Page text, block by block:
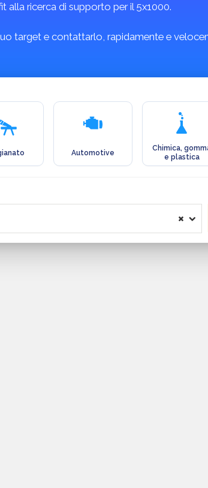
alla ricerca di supporto per il 5x1000.
target e contattarlo, rapidamente e
Automotive
Chimica,
e plastica